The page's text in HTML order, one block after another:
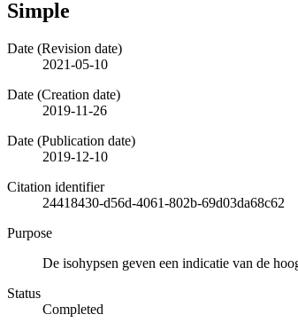
Simple
Date (Revision date)
2021-05-10
Date (Creation date)
2019-11-26
Date (Publication date)
2019-12-10
Citation identifier
24418430-d56d-4061-802b-69d03da68c62
Purpose
De isohypsen geven een indicatie van de
Status
Completed